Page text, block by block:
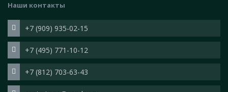
Наши контакты
+7 (909) 935-02-15
+7 (495) 771-10-12
+7 (812) 703-63-43